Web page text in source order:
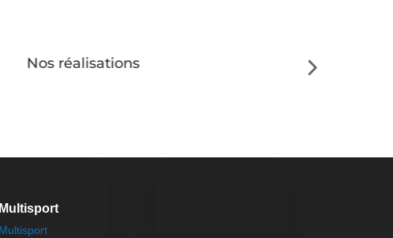
Nos réalisations Nos
Multisport
Multisport